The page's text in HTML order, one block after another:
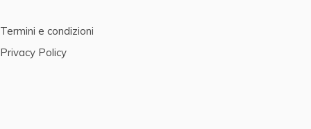
Termini e condizioni
Privacy Policy